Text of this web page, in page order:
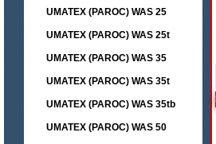
UMATEX (PAROC) WAS 25
UMATEX (PAROC) WAS 25t
UMATEX (PAROC) WAS 35
UMATEX (PAROC) WAS 35t
UMATEX (PAROC) WAS 35tb
UMATEX (PAROC) WAS 50